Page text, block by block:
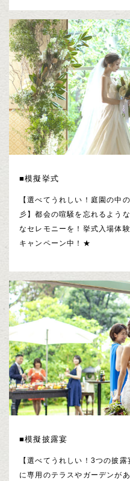
■模擬挙式
【選べてうれしい！庭園の中
彡】都会の喧騒を忘れるよう
なセレモニーを！挙式入場体
キャンペーン中！★
■模擬披露宴
【選べてうれしい！3つの披
に専用のテラスやガーデンが